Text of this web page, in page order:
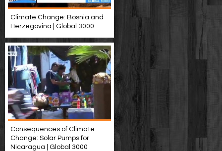
Climate Change: Bosnia and
Herzegovina | Global 3000
Consequences of Climate
Change: Solar Pumps for
Nicaragua | Global 3000